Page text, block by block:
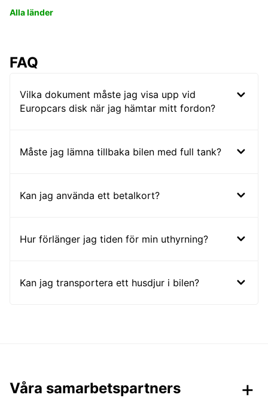
Alla länder
FAQ
Vilka dokument måste jag visa upp vid
Europcars disk när jag hämtar mitt fordon?
Måste jag lämna tillbaka bilen med full tank?
Kan jag använda ett betalkort?
Hur förlänger jag tiden för min uthyrning?
Kan jag transportera ett husdjur i bilen?
Våra samarbetspartners